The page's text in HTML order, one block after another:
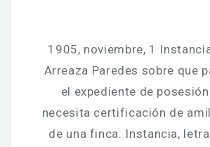
1905, noviembre, 1
Arreaza Paredes sobre que
el expediente de
necesita certificación de
de una finca. Instancia,